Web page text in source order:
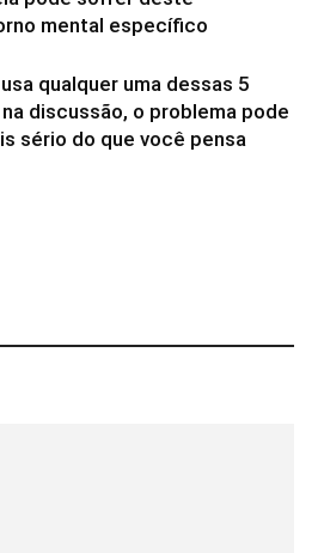
mental específico
qualquer uma dessas 5
discussão, o problema pode
sério do que você pensa